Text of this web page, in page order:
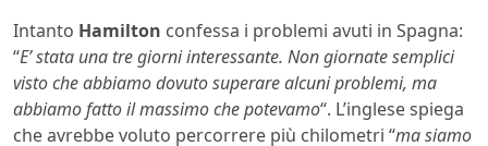
Intanto Hamilton confessa i problemi avuti in Spagna:
“E’ stata una tre giorni interessante. Non giornate semplici
visto che abbiamo dovuto superare alcuni problemi, ma
abbiamo fatto il massimo che potevamo“. L’inglese spiega
che avrebbe voluto percorrere più chilometri “ma siamo